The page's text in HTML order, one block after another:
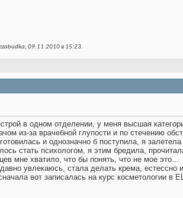
09.11.2010 в 15:23.
в одном отделении, у меня высшая
из-за врачебной глупости и по стечению
и однозначно б поступила, я
стать психологом, я этим бредила,
мне хватило, что бы понять, что не мое это...
увлекаюсь, стала делать крема,
вот записалась на курс косметологии